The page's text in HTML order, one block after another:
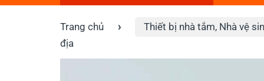
Trang chủ › Thiết bị nhà tắm, Nhà vệ
địa